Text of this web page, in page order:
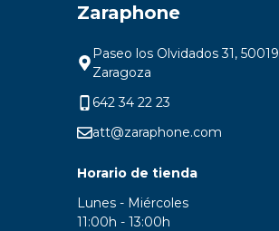
Zaraphone
Paseo los Olvidados 31, 50019
Zaragoza
642 34 22 23
att@zaraphone.com
Horario de tienda
Lunes - Miércoles
11:00h - 13:00h